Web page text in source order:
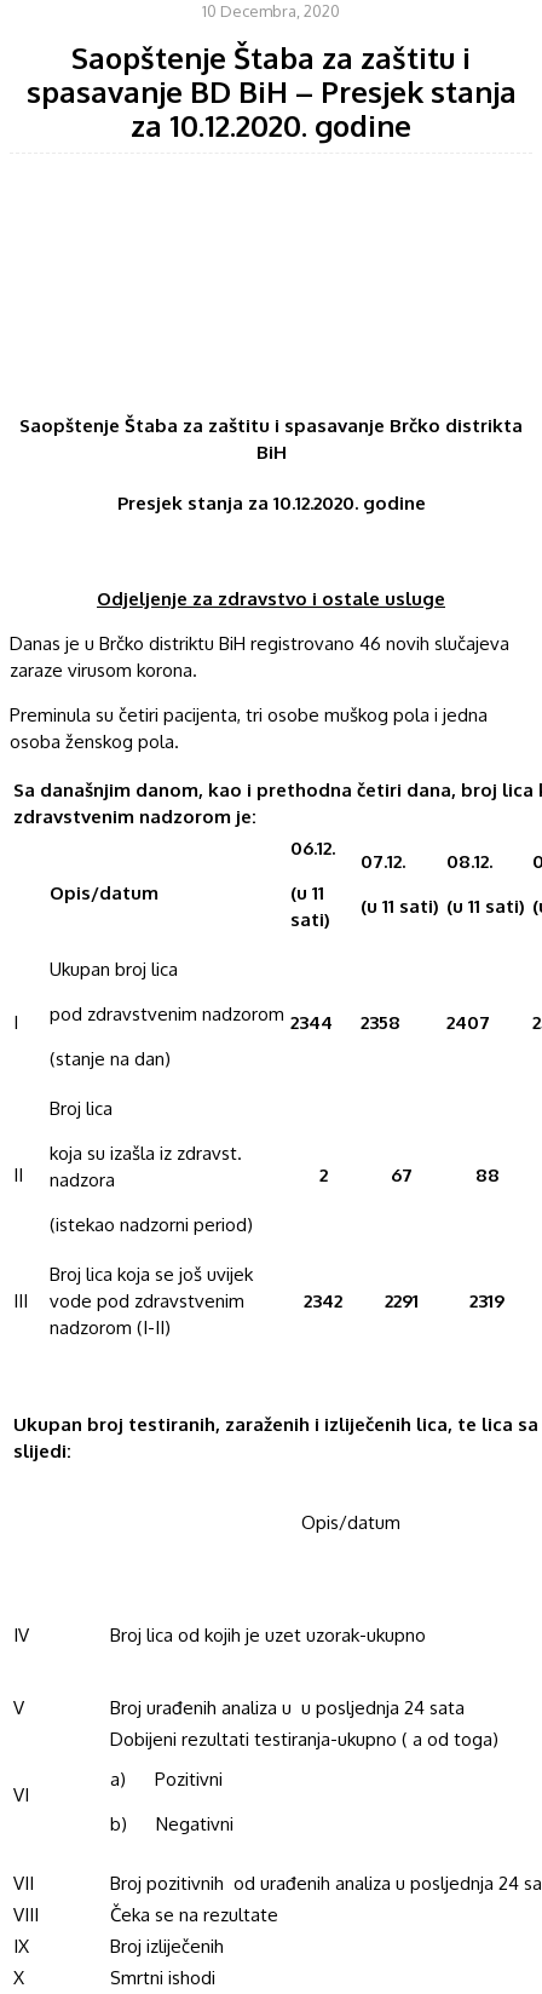
10 Decembra, 2020
Saopštenje Štaba za zaštitu i
spasavanje BD BiH – Presjek stanja
za 10.12.2020. godine
Saopštenje Štaba za zaštitu i spasavanje Brčko distrikta
BiH
Presjek stanja za 10.12.2020. godine
Odjeljenje za zdravstvo i ostale usluge
Danas je u Brčko distriktu BiH registrovano 46 novih slučajeva
zaraze virusom korona.
Preminula su četiri pacijenta, tri osobe muškog pola i jedna
osoba ženskog pola.
Sa današnjim danom, kao i prethodna četiri dana, broj lica
zdravstvenim nadzorom je:
Opis/datum
06.12.
(u 11
sati)
07.12.
(u 11 sati)
08.12.
(u 11 sati)
I
Ukupan broj lica
pod zdravstvenim nadzorom
(stanje na dan)
2344 2358 2407
II
Broj lica
koja su izašla iz zdravst.
nadzora
(istekao nadzorni period)
2 67 88
III
Broj lica koja se još uvijek
vode pod zdravstvenim
nadzorom (I-II)
2342 2291 2319
Ukupan broj testiranih, zaraženih i izliječenih lica, te lica
slijedi:
Opis/datum
IV Broj lica od kojih je uzet uzorak-ukupno
V Broj urađenih analiza u u posljednja 24 sata
VI
Dobijeni rezultati testiranja-ukupno ( a od toga)
a) Pozitivni
b) Negativni
VII
Broj pozitivnih od urađenih analiza u posljednja 24
VIII
Čeka se na rezultate
IX
Broj izliječenih
X
Smrtni ishodi